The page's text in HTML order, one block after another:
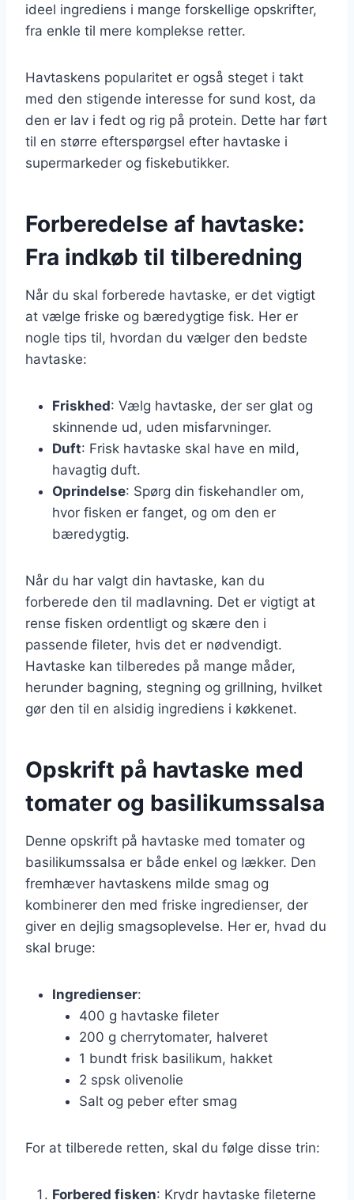
ideel ingrediens i mange forskellige opskrifter,
fra enkle til mere komplekse retter.
Havtaskens popularitet er også steget i takt
med den stigende interesse for sund kost, da
den er lav i fedt og rig på protein. Dette har ført
til en større efterspørgsel efter havtaske i
supermarkeder og fiskebutikker.
Forberedelse af havtaske:
Fra indkøb til tilberedning
Når du skal forberede havtaske, er det vigtigt
at vælge friske og bæredygtige fisk. Her er
nogle tips til, hvordan du vælger den bedste
havtaske:
Friskhed: Vælg havtaske, der ser glat og
skinnende ud, uden misfarvninger.
Duft: Frisk havtaske skal have en mild,
havagtig duft.
Oprindelse: Spørg din fiskehandler om,
hvor fisken er fanget, og om den er
bæredygtig.
Når du har valgt din havtaske, kan du
forberede den til madlavning. Det er vigtigt at
rense fisken ordentligt og skære den i
passende fileter, hvis det er nødvendigt.
Havtaske kan tilberedes på mange måder,
herunder bagning, stegning og grillning, hvilket
gør den til en alsidig ingrediens i køkkenet.
Opskrift på havtaske med
tomater og basilikumssalsa
Denne opskrift på havtaske med tomater og
basilikumssalsa er både enkel og lækker. Den
fremhæver havtaskens milde smag og
kombinerer den med friske ingredienser, der
giver en dejlig smagsoplevelse. Her er, hvad du
skal bruge:
Ingredienser:
400 g havtaske fileter
200 g cherrytomater, halveret
1 bundt frisk basilikum, hakket
2 spsk olivenolie
Salt og peber efter smag
For at tilberede retten, skal du følge disse trin:
Forbered fisken: Krydr havtaske fileterne